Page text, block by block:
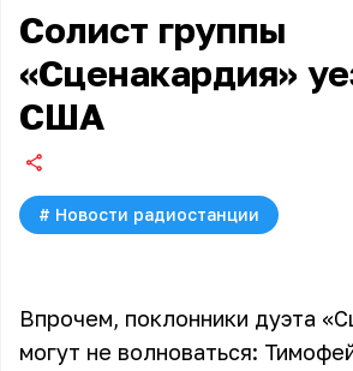
Солист группы
«Сценакардия»
США
# Новости радиостанции
Впрочем, поклонники дуэта
могут не волноваться: